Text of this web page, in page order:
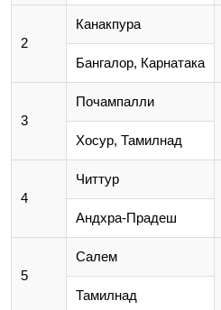
2
Канакпура
Бангалор, Карнатака
3
Почампалли
Хосур, Тамилнад
4
Читтур
Андхра-Прадеш
5
Салем
Тамилнад